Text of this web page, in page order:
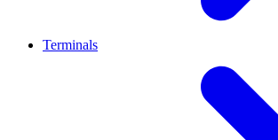
Terminals